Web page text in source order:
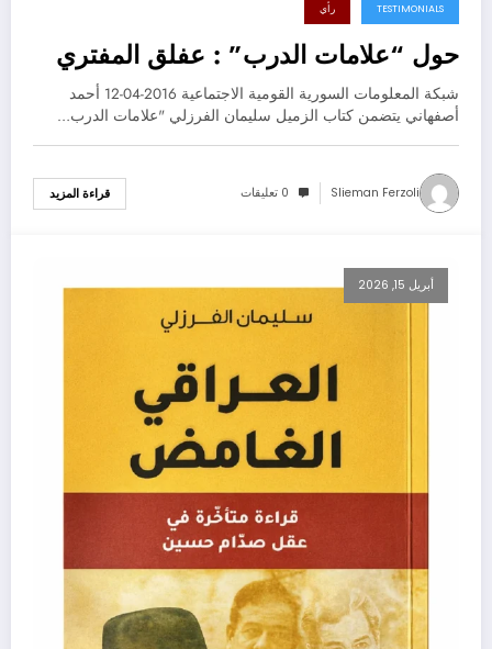
TESTIMONIALS رأي
حول “علامات الدرب” : عفلق المفتري
شبكة المعلومات السورية القومية الاجتماعية 2016-04-12 أحمد
أصفهاني يتضمن كتاب الزميل سليمان الفرزلي "علامات الدرب…
Slieman Ferzoli 0 تعليقات قراءة المزيد
أبريل 15, 2026